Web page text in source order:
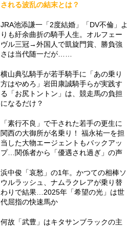
される波乱の結末とは？
JRA池添謙一「2度結婚」「DV不倫」よ
りも紆余曲折の騎手人生。オルフェー
ヴル三冠→外国人で凱旋門賞、勝負強
さは当代随一だが……
横山典弘騎手が若手騎手に「あの乗り
方はやめろ」岩田康誠騎手らが実践す
る「お尻トントン」は、競走馬の負担
になるだけ？
「素行不良」で干された若手の更生に
関西の大御所が名乗り！ 福永祐一を担
当した大物エージェントもバックアッ
プ…関係者から「優遇され過ぎ」の声
浜中俊「哀愁」の1年。かつての相棒ソ
ウルラッシュ、ナムラクレアが乗り替
わりで結果…2025年「希望の光」は世
代屈指の快速馬か
何故「武豊」はキタサンブラックの主